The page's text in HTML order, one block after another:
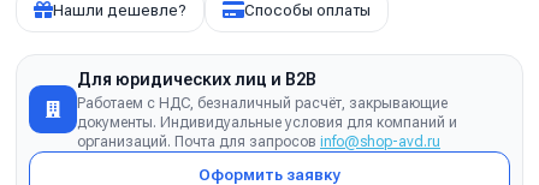
Нашли дешевле? Способы оплаты
Для юридических лиц и B2B
Работаем с НДС, безналичный расчёт, закрывающие
документы. Индивидуальные условия для компаний и
организаций. Почта для запросов info@shop-avd.ru
Оформить заявку